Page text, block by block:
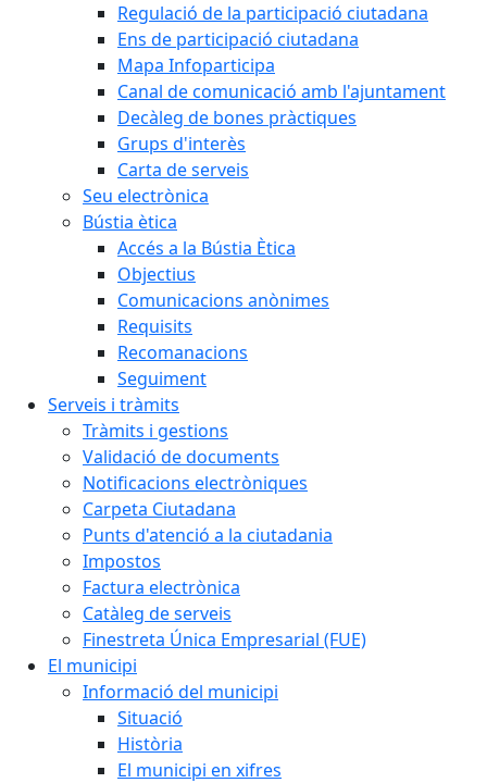
Regulació de la participació ciutadana
Ens de participació ciutadana
Mapa Infoparticipa
Canal de comunicació amb l'ajuntament
Decàleg de bones pràctiques
Grups d'interès
Carta de serveis
Seu electrònica
Bústia ètica
Accés a la Bústia Ètica
Objectius
Comunicacions anònimes
Requisits
Recomanacions
Seguiment
Serveis i tràmits
Tràmits i gestions
Validació de documents
Notificacions electròniques
Carpeta Ciutadana
Punts d'atenció a la ciutadania
Impostos
Factura electrònica
Catàleg de serveis
Finestreta Única Empresarial (FUE)
El municipi
Informació del municipi
Situació
Història
El municipi en xifres